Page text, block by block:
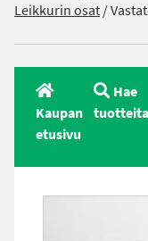
Leikkurin osat/
Kaupan
etusivu
Hae
tuotteita